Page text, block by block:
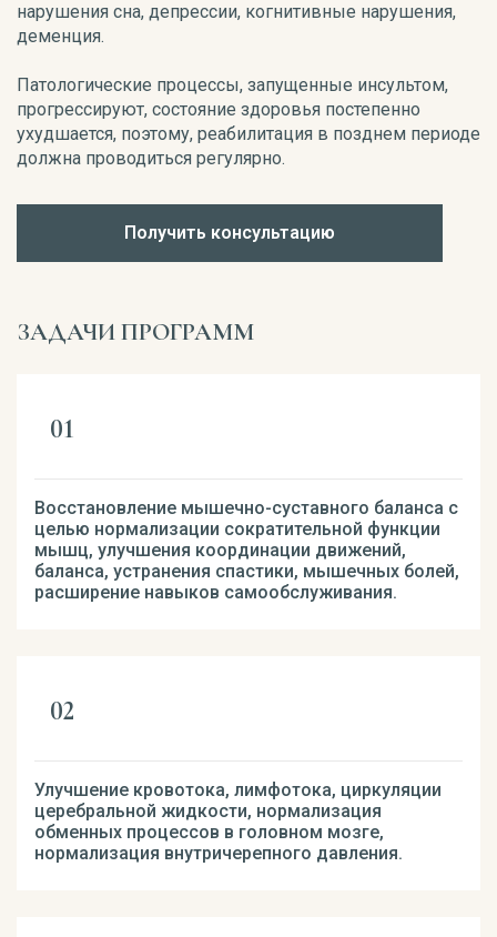
нарушения сна, депрессии, когнитивные нарушения,
деменция.
Патологические процессы, запущенные инсультом,
прогрессируют, состояние здоровья постепенно
ухудшается, поэтому, реабилитация в позднем периоде
должна проводиться регулярно.
Получить консультацию
ЗАДАЧИ ПРОГРАММ
Восстановление мышечно-суставного баланса с
целью нормализации сократительной функции
мышц, улучшения координации движений,
баланса, устранения спастики, мышечных болей,
расширение навыков самообслуживания.
Улучшение кровотока, лимфотока, циркуляции
церебральной жидкости, нормализация
обменных процессов в головном мозге,
нормализация внутричерепного давления.